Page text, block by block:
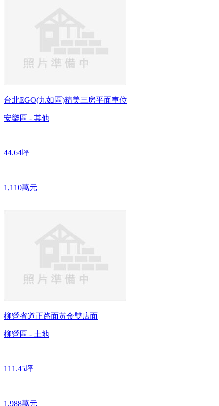
台北EGO(九如區)精美三房平面車位
安樂區 - 其他
44.64坪
1,110萬元
柳營省道正路面黃金雙店面
柳營區 - 土地
111.45坪
1,988萬元